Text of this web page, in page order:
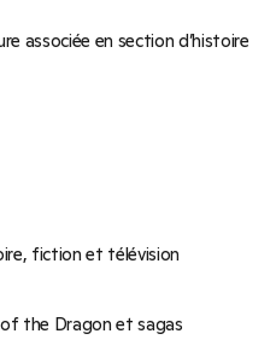
associée en section d’histoire
fiction et télévision
the Dragon et sagas